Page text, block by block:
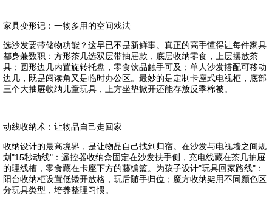
家具变形记：一物多用的空间戏法
选沙发要带储物功能？这早已不是新鲜事。真正的高手懂得让每件家具
都身兼数职：方形茶几选双层带抽屉款，底层收纳零食，上层摆放茶
具；圆形边几内置旋转托盘，零食饮品触手可及；单人沙发搭配可移动
边几，既是阅读角又是临时办公区。最妙的是定制卡座式电视柜，底部
三个大抽屉收纳儿童玩具，上方坐垫掀开还能存放反季棉被。
动线收纳术：让物品自己走回家
收纳设计的最高境界，是让物品自己找到归宿。在沙发与电视墙之间规
划"15秒动线"：遥控器收纳盒固定在沙发扶手侧，充电线藏在茶几抽屉
的理线槽，零食藏在卡座下方的藤编篮。为孩子设计"玩具回家路线"：
阳台收纳柜设置低矮开放格，玩后随手归位；魔方收纳架用不同颜色区
分玩具类型，培养整理习惯。